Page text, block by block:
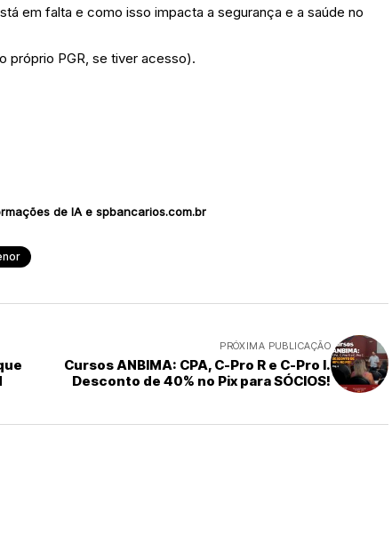
em falta e como isso impacta a segurança e a saúde no
próprio PGR, se tiver acesso).
de IA e spbancarios.com.br
PRÓXIMA PUBLICAÇÃO
Cursos ANBIMA: CPA, C-Pro R e C-Pro I.
Desconto de 40% no Pix para SÓCIOS!